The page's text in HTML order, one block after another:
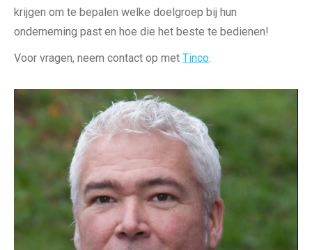
krijgen om te bepalen welke doelgroep bij hun
onderneming past en hoe die het beste te bedienen!
Voor vragen, neem contact op met Tinco.